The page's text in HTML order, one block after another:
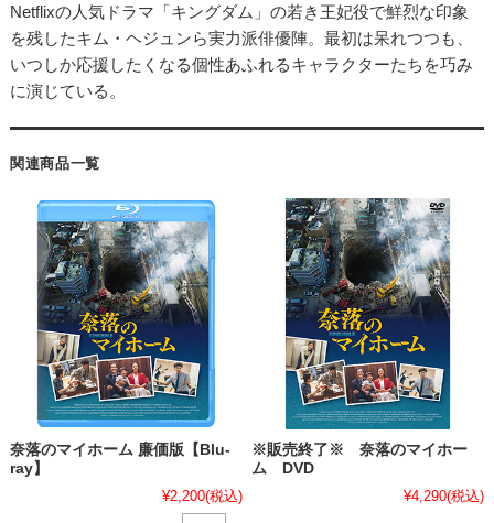
Netflixの人気ドラマ「キングダム」の若き王妃役で鮮烈な印象
を残したキム・ヘジュンら実力派俳優陣。最初は呆れつつも、
いつしか応援したくなる個性あふれるキャラクターたちを巧み
に演じている。
関連商品一覧
奈落のマイホーム 廉価版【Blu-
ray】
¥2,200(税込)
※販売終了※ 奈落のマイホー
ム DVD
¥4,290(税込)